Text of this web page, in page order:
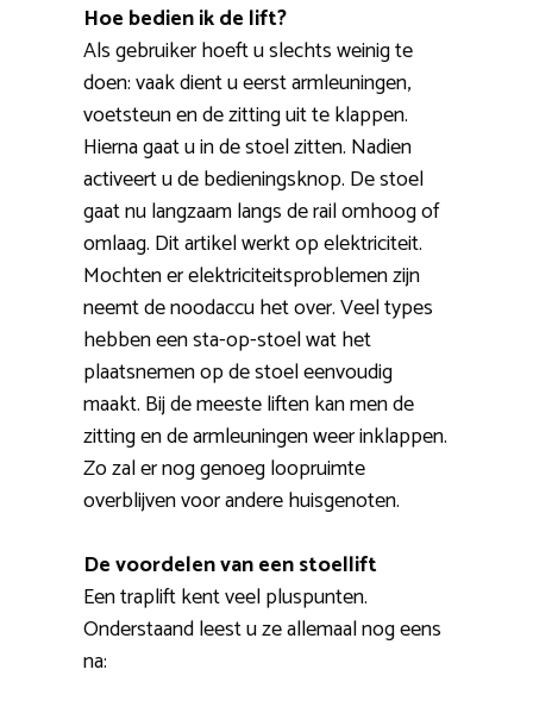
Hoe bedien ik de lift?
Als gebruiker hoeft u slechts weinig te
doen: vaak dient u eerst armleuningen,
voetsteun en de zitting uit te klappen.
Hierna gaat u in de stoel zitten. Nadien
activeert u de bedieningsknop. De stoel
gaat nu langzaam langs de rail omhoog of
omlaag. Dit artikel werkt op elektriciteit.
Mochten er elektriciteitsproblemen zijn
neemt de noodaccu het over. Veel types
hebben een sta-op-stoel wat het
plaatsnemen op de stoel eenvoudig
maakt. Bij de meeste liften kan men de
zitting en de armleuningen weer inklappen.
Zo zal er nog genoeg loopruimte
overblijven voor andere huisgenoten.
De voordelen van een stoellift
Een traplift kent veel pluspunten.
Onderstaand leest u ze allemaal nog eens
na: